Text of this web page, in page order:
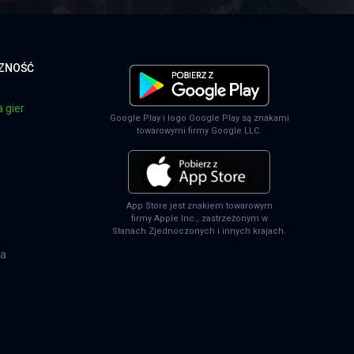
gier
Google Play i logo Google Play są znakami
towarowymi firmy Google LLC.
App Store jest znakiem towarowym
firmy Apple Inc., zastrzeżonym w
Stanach Zjednoczonych i innych krajach.